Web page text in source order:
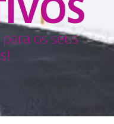
os seus